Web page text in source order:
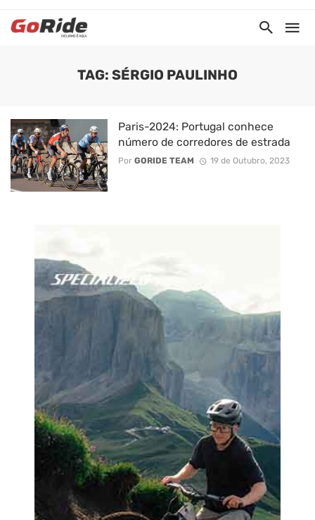
TAG: SÉRGIO PAULINHO
Paris-2024: Portugal conhece
número de corredores de estrada
Por GORIDE TEAM 19 de Outubro, 2023